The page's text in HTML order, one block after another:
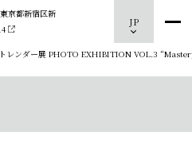
京都新宿区新
JP
レンダー展 PHOTO EXHIBITION VOL.3